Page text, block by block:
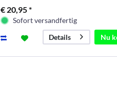
€ 20,95 *
Sofort versandfertig
Details
Nu